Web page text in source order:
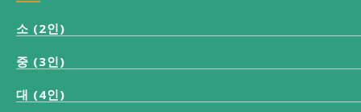
소 (2인)
중 (3인)
대 (4인)